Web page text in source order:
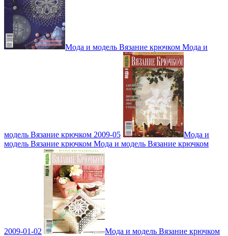
Мода и модель Вязание крючком Мода и
модель Вязание крючком 2009-05
Мода и
модель Вязание крючком Мода и модель Вязание крючком
2009-01-02 Мода и модель Вязание крючком